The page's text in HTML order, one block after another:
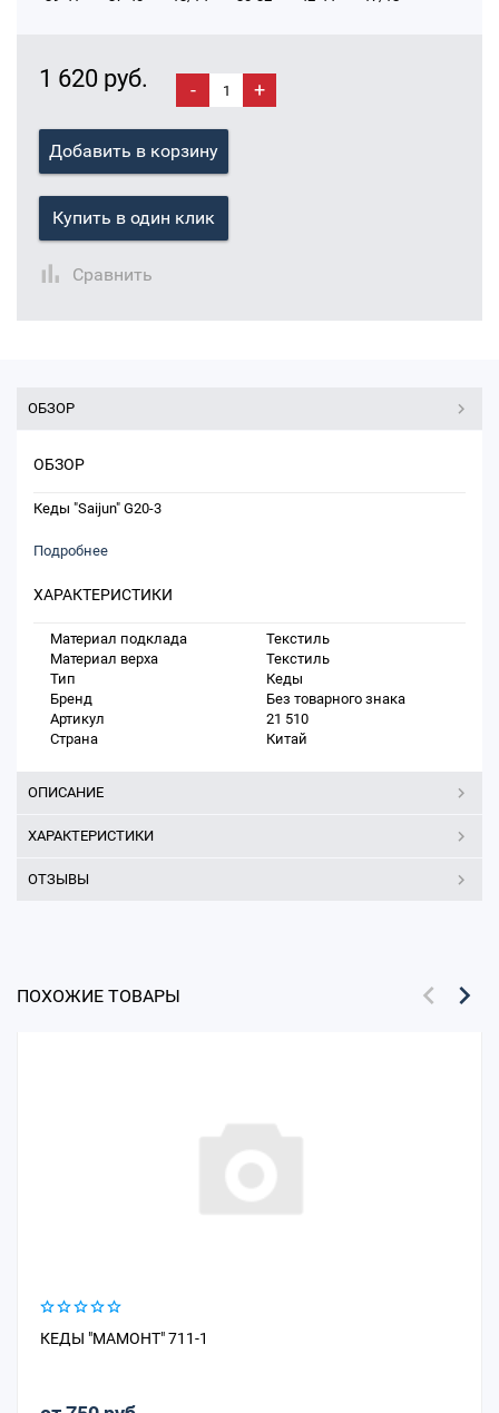
1 620 руб. - +
Добавить в корзину
Купить в один клик
Сравнить
ОБЗОР
ОБЗОР
Кеды "Saijun" G20-3
Подробнее
ХАРАКТЕРИСТИКИ
Материал подклада
Текстиль
Материал верха
Текстиль
Тип
Кеды
Бренд
Без товарного знака
Артикул
21 510
Страна
Китай
ОПИСАНИЕ
ХАРАКТЕРИСТИКИ
ОТЗЫВЫ
ПОХОЖИЕ ТОВАРЫ
КЕДЫ "МАМОНТ" 711-1